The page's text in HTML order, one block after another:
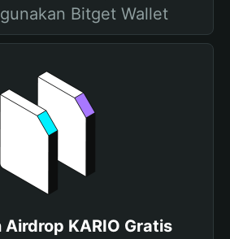
Bitget Wallet
KARIO Gratis